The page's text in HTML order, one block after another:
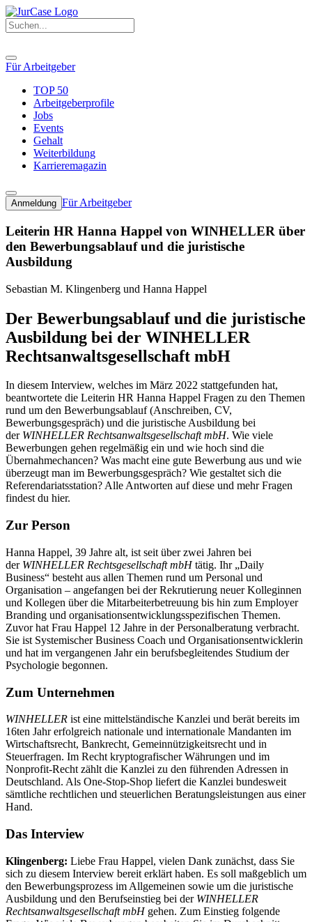
Für Arbeitgeber
TOP 50
Arbeitgeberprofile
Jobs
Events
Gehalt
Weiterbildung
Karrieremagazin
Anmeldung Für Arbeitgeber
Leiterin HR Hanna Happel von WINHELLER über
den Bewerbungsablauf und die juristische
Ausbildung
Sebastian M. Klingenberg und Hanna Happel
Der Bewerbungsablauf und die juristische
Ausbildung bei der WINHELLER
Rechtsanwaltsgesellschaft mbH
In diesem Interview, welches im März 2022 stattgefunden hat,
beantwortete die Leiterin HR Hanna Happel Fragen zu den Themen
rund um den Bewerbungsablauf (Anschreiben, CV,
Bewerbungsgespräch) und die juristische Ausbildung bei
der WINHELLER Rechtsanwaltsgesellschaft mbH. Wie viele
Bewerbungen gehen regelmäßig ein und wie hoch sind die
Übernahmechancen? Was macht eine gute Bewerbung aus und wie
überzeugt man im Bewerbungsgespräch? Wie gestaltet sich die
Referendariatsstation? Alle Antworten auf diese und mehr Fragen
findest du hier.
Zur Person
Hanna Happel, 39 Jahre alt, ist seit über zwei Jahren bei
der WINHELLER Rechtsgesellschaft mbHtätig. Ihr „Daily
Business“ besteht aus allen Themen rund um Personal und
Organisation – angefangen bei der Rekrutierung neuer Kolleginnen
und Kollegen über die Mitarbeiterbetreuung bis hin zum Employer
Branding und organisationsentwicklungsspezifischen Themen.
Zuvor hat Frau Happel 12 Jahre in der Personalberatung verbracht.
Sie ist Systemischer Business Coach und Organisationsentwicklerin
und hat im vergangenen Jahr ein berufsbegleitendes Studium der
Psychologie begonnen.
Zum Unternehmen
WINHELLER ist eine mittelständische Kanzlei und berät bereits im
16ten Jahr erfolgreich nationale und internationale Mandanten im
Wirtschaftsrecht, Bankrecht, Gemeinnützigkeitsrecht und in
Steuerfragen. Im Recht kryptografischer Währungen und im
Nonprofit-Recht zählt die Kanzlei zu den führenden Adressen in
Deutschland. Als One-Stop-Shop liefert die Kanzlei bundesweit
sämtliche rechtlichen und steuerlichen Beratungsleistungen aus einer
Hand.
Das Interview
Klingenberg: Liebe Frau Happel, vielen Dank zunächst, dass Sie
sich zu diesem Interview bereit erklärt haben. Es soll maßgeblich um
den Bewerbungsprozess im Allgemeinen sowie um die juristische
Ausbildung und den Berufseinstieg bei der WINHELLER
Rechtsanwaltsgesellschaft mbHgehen. Zum Einstieg folgende